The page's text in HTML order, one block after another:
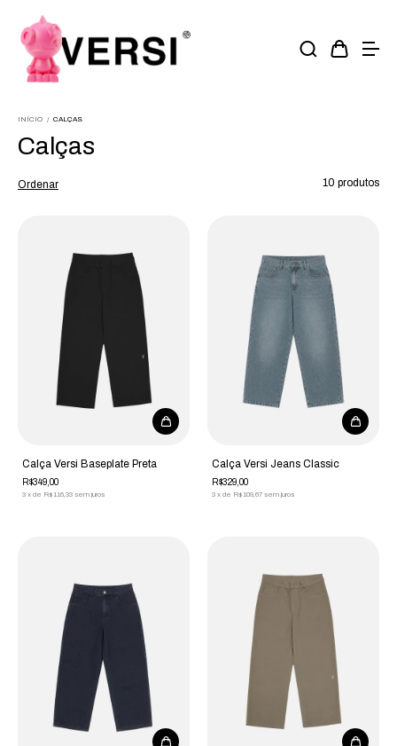
INÍCIO / CALÇAS
Calças
Ordenar 10 produtos
Calça Versi Baseplate Preta
R$349,00
3 x de R$116,33 sem juros
Calça Versi Jeans Classic
R$329,00
3 x de R$109,67 sem juros